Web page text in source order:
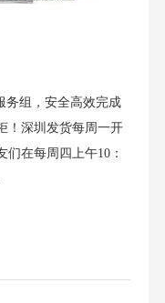
务组，安全高效完成
！深圳发货每周一开
在每周四上午10：